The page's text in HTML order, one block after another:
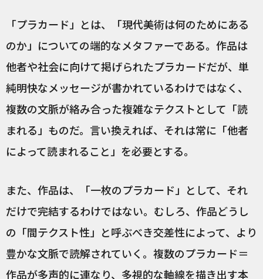
「プラカード」とは、「現代美術は何のためにある
のか」についての端的なメタファーである。作品は
他者や社会に向けて掲げられたプラカードだが、単
純明快なメッセージが書かれているわけではなく、
複数の文脈が絡み合った複雑なテクストとして「読
まれる」ものだ。言い換えれば、それは常に「他者
によって読まれること」を必要とする。
また、作品は、「一枚のプラカード」として、それ
だけで完結するわけではない。むしろ、作品どうし
の「間テクスト性」と呼ぶべき交差性によって、より
豊かな文脈で読解されていく。複数のプラカード＝
作品が多声的に連なり、多視的な軸線を描き出す本